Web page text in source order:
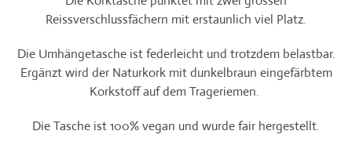
Reissverschlussfächern mit erstaunlich viel Platz.
Die Umhängetasche ist federleicht und trotzdem belastbar.
Ergänzt wird der Naturkork mit dunkelbraun eingefärbtem
Korkstoff auf dem Trageriemen.
Die Tasche ist 100% vegan und wurde fair hergestellt.